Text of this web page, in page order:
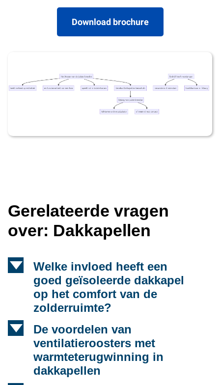
Download brochure
Gerelateerde vragen
over: Dakkapellen
d
Welke invloed heeft een
goed geïsoleerde dakkapel
op het comfort van de
zolderruimte?
d
De voordelen van
ventilatieroosters met
warmteterugwinning in
dakkapellen